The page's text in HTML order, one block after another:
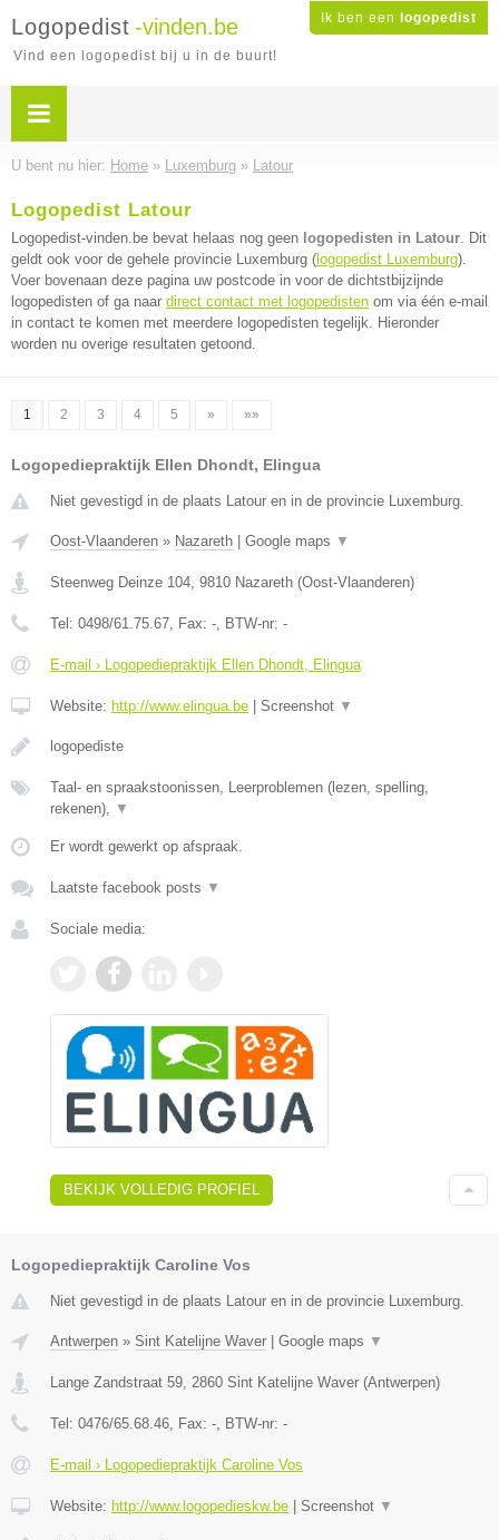
Ik ben een logopedist
Logopedist -vinden.be
Vind een logopedist bij u in de buurt!
U bent nu hier: Home » Luxemburg » Latour
Logopedist Latour
Logopedist-vinden.be bevat helaas nog geen logopedisten in Latour. Dit
geldt ook voor de gehele provincie Luxemburg ( logopedist Luxemburg).
Voer bovenaan deze pagina uw postcode in voor de dichtstbijzijnde
logopedisten of ga naar direct contact met logopedisten om via één e-mail
in contact te komen met meerdere logopedisten tegelijk. Hieronder
worden nu overige resultaten getoond.
1 2 3 4 5 » »»
Logopediepraktijk Ellen Dhondt, Elingua
Niet gevestigd in de plaats Latour en in de provincie Luxemburg.
Oost-Vlaanderen » Nazareth Google maps ▼
Steenweg Deinze 104, 9810 Nazareth (Oost-Vlaanderen)
Tel: 0498/61.75.67, Fax: -, BTW-nr: -
E-mail › Logopediepraktijk Ellen Dhondt, Elingua
Website: http://www.elingua.be Screenshot ▼
logopediste
Taal- en spraakstoonissen, Leerproblemen (lezen, spelling,
rekenen), ▼
Er wordt gewerkt op afspraak.
Laatste facebook posts ▼
Sociale media:
BEKIJK VOLLEDIG PROFIEL
Logopediepraktijk Caroline Vos
Niet gevestigd in de plaats Latour en in de provincie Luxemburg.
Antwerpen » Sint Katelijne Waver Google maps ▼
Lange Zandstraat 59, 2860 Sint Katelijne Waver (Antwerpen)
Tel: 0476/65.68.46, Fax: -, BTW-nr: -
E-mail › Logopediepraktijk Caroline Vos
Website: http://www.logopedieskw.be Screenshot ▼